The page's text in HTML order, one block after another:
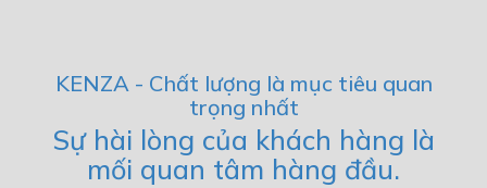
KENZA - Chất lượng là mục tiêu quan
trọng nhất
Sự hài lòng của khách hàng là
mối quan tâm hàng đầu.